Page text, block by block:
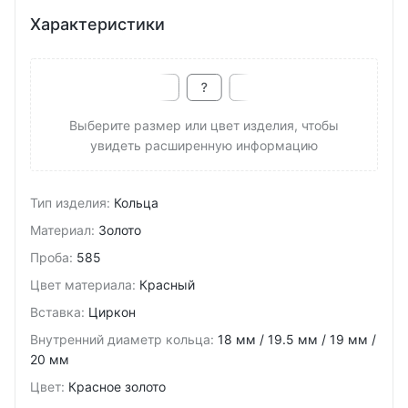
Характеристики
Выберите размер или цвет изделия, чтобы
увидеть расширенную информацию
Тип изделия: Кольца
Материал: Золото
Проба: 585
Цвет материала: Красный
Вставка: Циркон
Внутренний диаметр кольца: 18 мм / 19.5 мм / 19 мм /
20 мм
Цвет: Красное золото